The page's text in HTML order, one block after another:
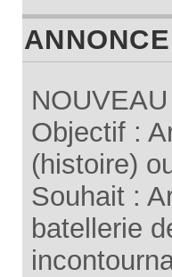
ANNONCE
Objectif :
(histoire)
Souhait :
batellerie